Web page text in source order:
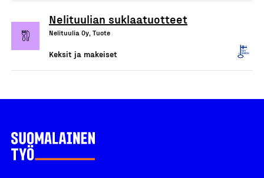
Nelituulian suklaatuotteet
Nelituulia Oy, Tuote
Keksit ja makeiset